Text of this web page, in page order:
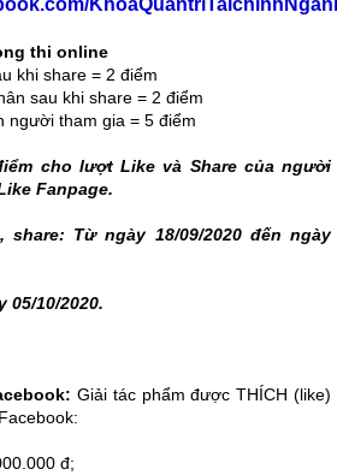
thi online
khi share = 2 điểm
sau khi share = 2 điểm
người tham gia = 5 điểm
cho lượt Like và Share của người
Fanpage.
Từ ngày 18/09/2020 đến ngày
05/10/2020.
Giải tác phẩm được THÍCH (like)
đ;